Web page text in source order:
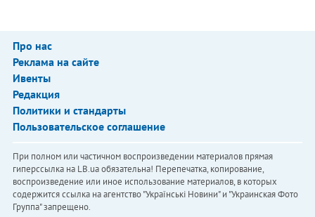
Про нас
Реклама на сайте
Ивенты
Редакция
Политики и стандарты
Пользовательское соглашение
При полном или частичном воспроизведении материалов прямая
гиперссылка на LB.ua обязательна! Перепечатка, копирование,
воспроизведение или иное использование материалов, в которых
содержится ссылка на агентство "Українськi Новини" и "Украинская Фото
Группа" запрещено.